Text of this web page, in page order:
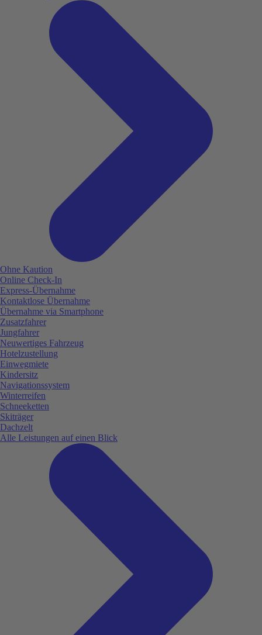
Ohne Kaution
Online Check-In
Express-Übernahme
Kontaktlose Übernahme
Übernahme via Smartphone
Zusatzfahrer
Jungfahrer
Neuwertiges Fahrzeug
Hotelzustellung
Einwegmiete
Kindersitz
Navigationssystem
Winterreifen
Schneeketten
Skiträger
Dachzelt
Alle Leistungen auf einen Blick